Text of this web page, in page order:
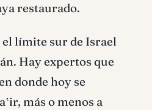
restaurado.
límite sur de Israel
Hay expertos que
donde hoy se
más o menos a